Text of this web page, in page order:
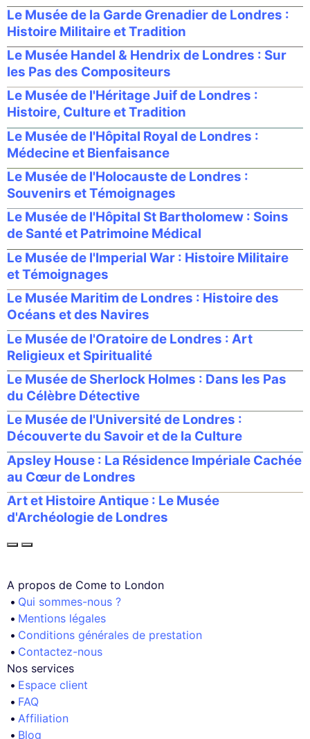
Le Musée de la Garde Grenadier de Londres :
Histoire Militaire et Tradition
Le Musée Handel & Hendrix de Londres : Sur
les Pas des Compositeurs
Le Musée de l'Héritage Juif de Londres :
Histoire, Culture et Tradition
Le Musée de l'Hôpital Royal de Londres :
Médecine et Bienfaisance
Le Musée de l'Holocauste de Londres :
Souvenirs et Témoignages
Le Musée de l'Hôpital St Bartholomew : Soins
de Santé et Patrimoine Médical
Le Musée de l'Imperial War : Histoire Militaire
et Témoignages
Le Musée Maritim de Londres : Histoire des
Océans et des Navires
Le Musée de l'Oratoire de Londres : Art
Religieux et Spiritualité
Le Musée de Sherlock Holmes : Dans les Pas
du Célèbre Détective
Le Musée de l'Université de Londres :
Découverte du Savoir et de la Culture
Apsley House : La Résidence Impériale Cachée
au Cœur de Londres
Art et Histoire Antique : Le Musée
d'Archéologie de Londres
A propos de Come to London
Qui sommes-nous ?
Mentions légales
Conditions générales de prestation
Contactez-nous
Nos services
Espace client
FAQ
Affiliation
Blog